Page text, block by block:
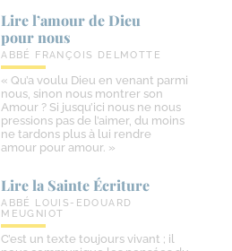
Lire l’amour de Dieu
pour nous
ABBÉ FRANÇOIS DELMOTTE
« Qu’a voulu Dieu en venant parmi
nous, sinon nous montrer son
Amour ? Si jusqu’ici nous ne nous
pressions pas de l’aimer, du moins
ne tardons plus à lui rendre
amour pour amour. »
Lire la Sainte Écriture
ABBÉ LOUIS-EDOUARD
MEUGNIOT
C’est un texte toujours vivant ; il